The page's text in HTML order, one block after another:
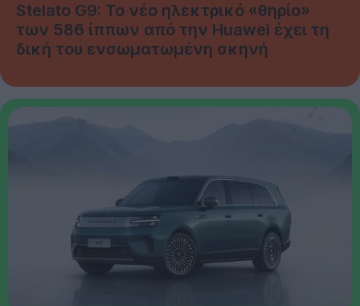
Stelato G9: Το νέο ηλεκτρικό «θηρίο»
των 586 ίππων από την Huawei έχει τη
δική του ενσωματωμένη σκηνή